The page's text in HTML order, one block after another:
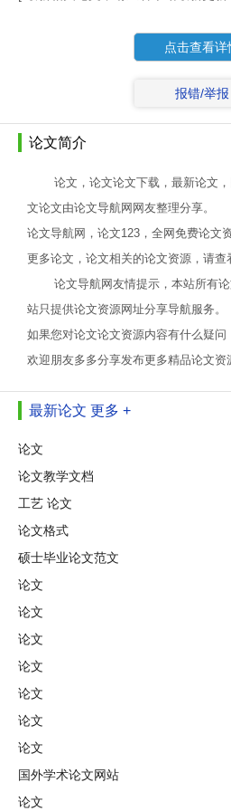
点击查看详
报错/举报
论文简介
论文，论文论文下载，最新论文
文论文由论文导航网网友整理分享。
论文导航网，论文123，全网免费论文
更多论文，论文相关的论文资源，请查
论文导航网友情提示，本站所有
站只提供论文资源网址分享导航服务。
如果您对论文论文资源内容有什么疑问
欢迎朋友多多分享发布更多精品论文资
最新论文 更多 +
论文
论文教学文档
工艺 论文
论文格式
硕士毕业论文范文
论文
论文
论文
论文
论文
论文
论文
国外学术论文网站
论文